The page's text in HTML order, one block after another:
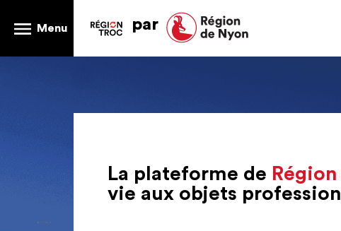
Menu par
La plateforme de
vie aux objets